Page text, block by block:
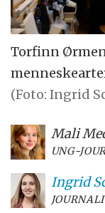
Torfinn
(Foto: Ingrid
Mali
UNG-
Ingrid